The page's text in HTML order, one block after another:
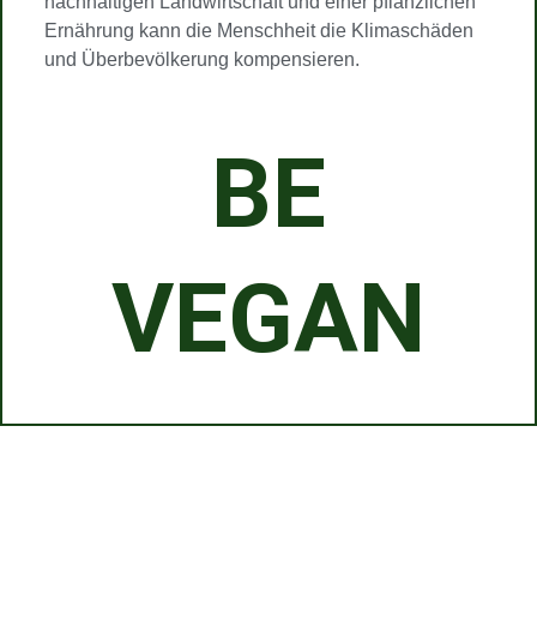
Ernährung kann die Menschheit die Klimaschäden
und Überbevölkerung kompensieren.
BE
VEGAN